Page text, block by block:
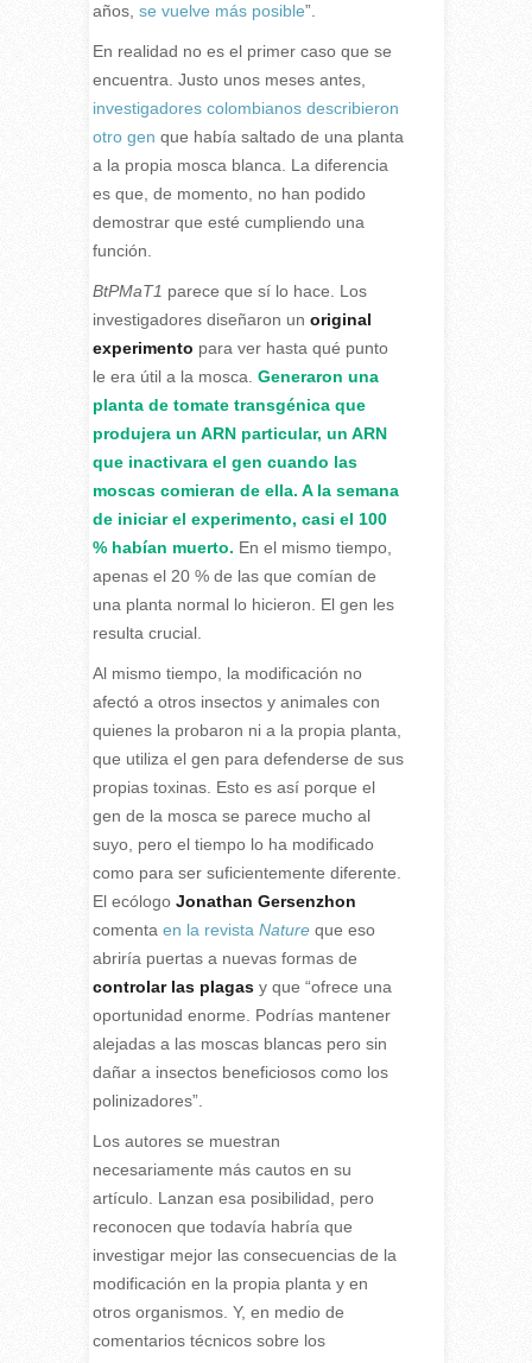
años, se vuelve más posible”.
En realidad no es el primer caso que se
encuentra. Justo unos meses antes,
investigadores colombianos describieron
otro gen que había saltado de una planta
a la propia mosca blanca. La diferencia
es que, de momento, no han podido
demostrar que esté cumpliendo una
función.
BtPMaT1 parece que sí lo hace. Los
investigadores diseñaron un original
experimento para ver hasta qué punto
le era útil a la mosca. Generaron una
planta de tomate transgénica que
produjera un ARN particular, un ARN
que inactivara el gen cuando las
moscas comieran de ella. A la semana
de iniciar el experimento, casi el 100
% habían muerto. En el mismo tiempo,
apenas el 20 % de las que comían de
una planta normal lo hicieron. El gen les
resulta crucial.
Al mismo tiempo, la modificación no
afectó a otros insectos y animales con
quienes la probaron ni a la propia planta,
que utiliza el gen para defenderse de sus
propias toxinas. Esto es así porque el
gen de la mosca se parece mucho al
suyo, pero el tiempo lo ha modificado
como para ser suficientemente diferente.
El ecólogo Jonathan Gersenzhon
comenta en la revista Natureque eso
abriría puertas a nuevas formas de
controlar las plagasy que “ofrece una
oportunidad enorme. Podrías mantener
alejadas a las moscas blancas pero sin
dañar a insectos beneficiosos como los
polinizadores”.
Los autores se muestran
necesariamente más cautos en su
artículo. Lanzan esa posibilidad, pero
reconocen que todavía habría que
investigar mejor las consecuencias de la
modificación en la propia planta y en
otros organismos. Y, en medio de
comentarios técnicos sobre los